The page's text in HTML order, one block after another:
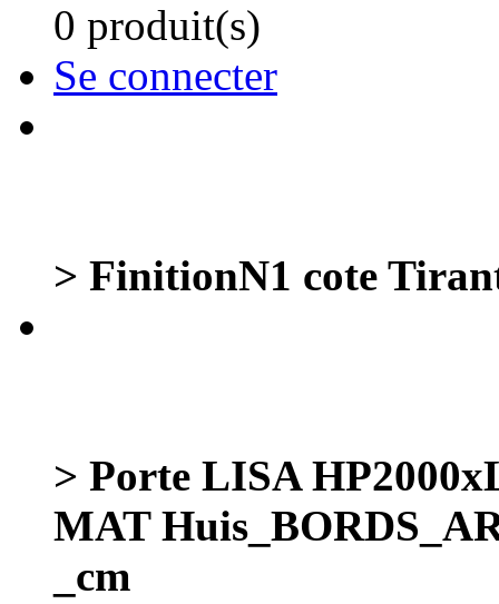
0 produit(s)
Se connecter
> FinitionN1 cote
> Porte LISA
MAT
_cm